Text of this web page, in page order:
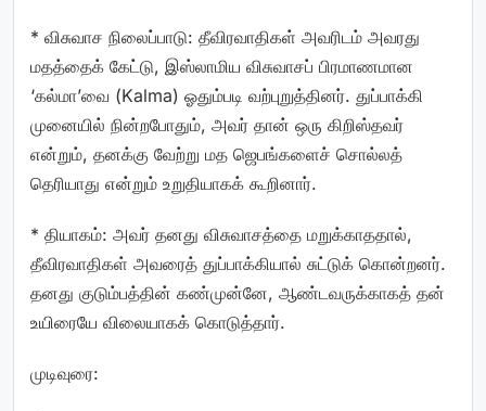
* விசுவாச நிலைப்பாடு: தீவிரவாதிகள் அவரிடம் அவரது
மதத்தைக் கேட்டு, இஸ்லாமிய விசுவாசப் பிரமாணமான
‘கல்மா’வை (Kalma) ஓதும்படி வற்புறுத்தினர். துப்பாக்கி
முனையில் நின்றபோதும், அவர் தான் ஒரு கிறிஸ்தவர்
என்றும், தனக்கு வேற்று மத ஜெபங்களைச் சொல்லத்
தெரியாது என்றும் உறுதியாகக் கூறினார்.
* தியாகம்: அவர் தனது விசுவாசத்தை மறுக்காததால்,
தீவிரவாதிகள் அவரைத் துப்பாக்கியால் சுட்டுக் கொன்றனர்.
தனது குடும்பத்தின் கண்முன்னே, ஆண்டவருக்காகத் தன்
உயிரையே விலையாகக் கொடுத்தார்.
முடிவுரை: